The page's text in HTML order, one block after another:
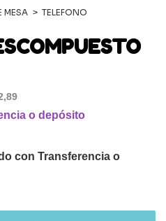
MESA > TELEFONO
o depósito
con Transferencia o